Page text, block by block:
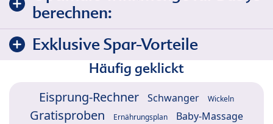
berechnen:
Exklusive Spar-Vorteile
Häufig geklickt
Eisprung-Rechner Schwanger Wickeln
Gratisproben Ernährungsplan Baby-Massage